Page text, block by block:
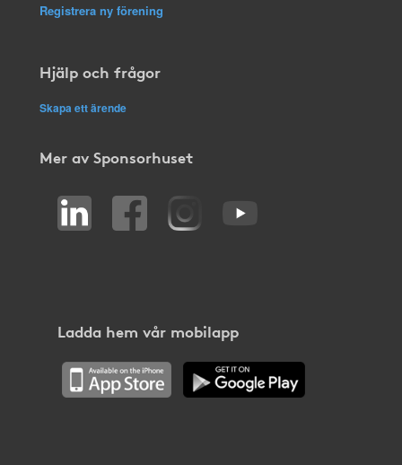
Registrera ny förening
Hjälp och frågor
Skapa ett ärende
Mer av Sponsorhuset
Ladda hem vår mobilapp